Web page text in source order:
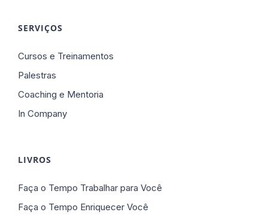
SERVIÇOS
Cursos e Treinamentos
Palestras
Coaching e Mentoria
In Company
LIVROS
Faça o Tempo Trabalhar para Você
Faça o Tempo Enriquecer Você